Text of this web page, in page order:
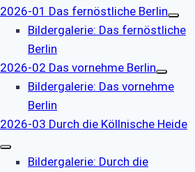
2026-01 Das fernöstliche Berlin
Bildergalerie: Das fernöstliche
Berlin
2026-02 Das vornehme Berlin
Bildergalerie: Das vornehme
Berlin
2026-03 Durch die Köllnische Heide
Bildergalerie: Durch die